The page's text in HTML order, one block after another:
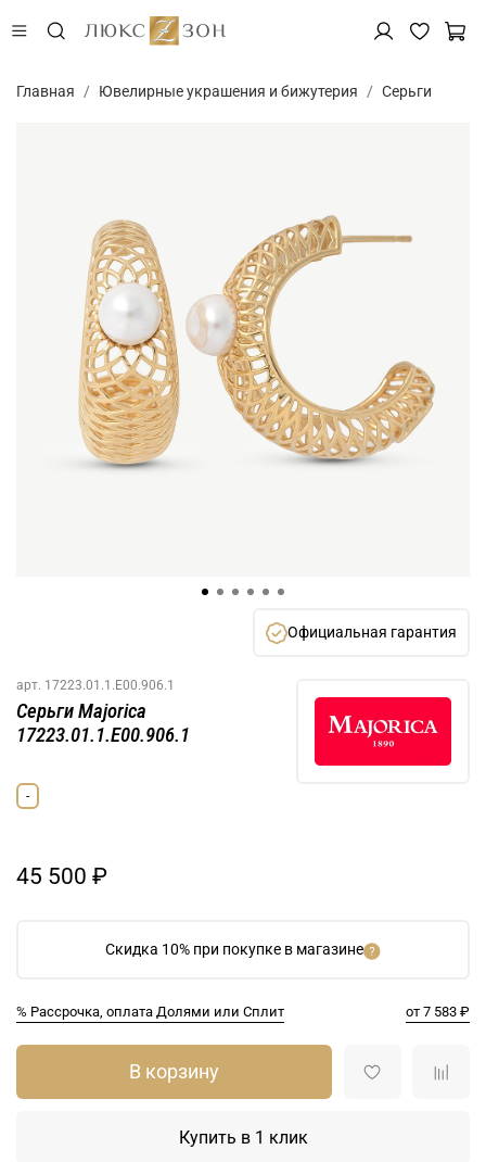
Главная Ювелирные украшения и бижутерия Серьги
Официальная гарантия
арт. 17223.01.1.E00.906.1
Скидка 10% при покупке в магазине
% Рассрочка, оплата Долями или Сплит от 7 583 ₽
Серьги Majorica
17223.01.1.E00.906.1
-
45 500 ₽
В корзину
Купить в 1 клик